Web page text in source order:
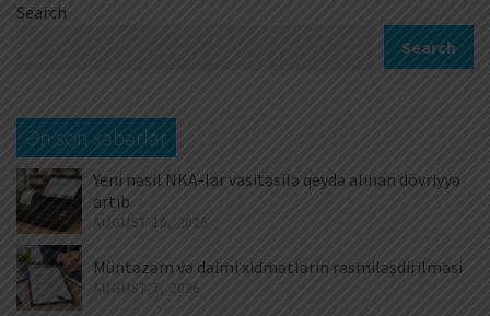
Search
Search
Ən son xəbərlər
Yeni nəsil NKA-lar vasitəsilə qeydə alınan dövriyyə
artıb
AUGUST 10, 2026
Müntəzəm və daimi xidmətlərin rəsmiləşdirilməsi
AUGUST 7, 2026